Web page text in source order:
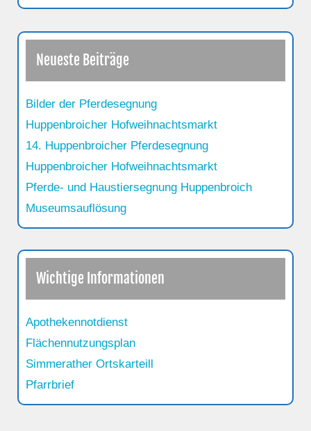
Neueste Beiträge
Bilder der Pferdesegnung
Huppenbroicher Hofweihnachtsmarkt
14. Huppenbroicher Pferdesegnung
Huppenbroicher Hofweihnachtsmarkt
Pferde- und Haustiersegnung Huppenbroich
Museumsauflösung
Wichtige Informationen
Apothekennotdienst
Flächennutzungsplan
Simmerather Ortskarteill
Pfarrbrief